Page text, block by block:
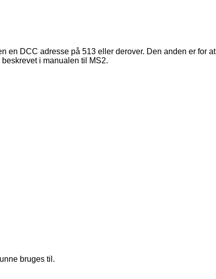
en DCC adresse på 513 eller derover. Den anden er for
i manualen til MS2.
bruges til.